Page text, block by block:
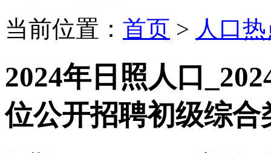
当前位置： 首页 > 人口
2024年日照人口
位公开招聘初级综